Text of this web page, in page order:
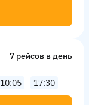
7 рейсов в день
10:05 17:30